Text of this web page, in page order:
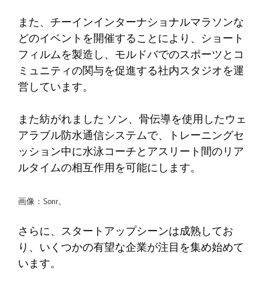
また、チーインインターナショナルマラソンな
どのイベントを開催することにより、ショート
フィルムを製造し、モルドバでのスポーツとコ
ミュニティの関与を促進する社内スタジオを運
営しています。
また紡がれました ソン、骨伝導を使用したウェ
アラブル防水通信システムで、トレーニングセ
ッション中に水泳コーチとアスリート間のリア
ルタイムの相互作用を可能にします。
画像：Sonr。
さらに、スタートアップシーンは成熟してお
り、いくつかの有望な企業が注目を集め始めて
います。